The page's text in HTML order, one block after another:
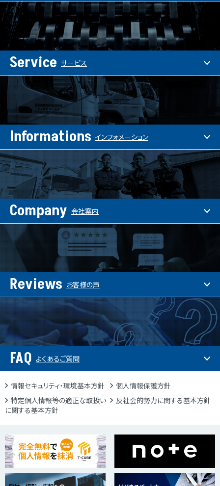
Service サービス
Informations インフォメーション
Company 会社案内
Reviews お客様の声
FAQ よくあるご質問
情報セキュリティ・環境基本方針
個人情報保護方針
特定個人情報等の適正な取扱い
に関する基本方針
反社会的勢力に関する基本方針